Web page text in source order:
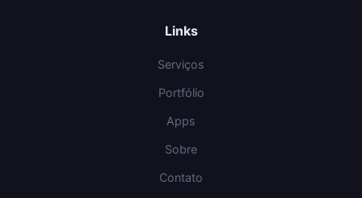
Links
Serviços
Portfólio
Apps
Sobre
Contato